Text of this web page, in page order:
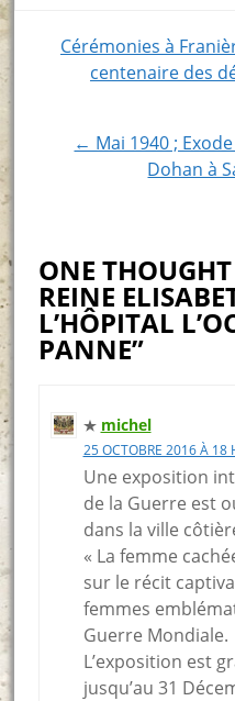
Post
Cérémonies à
centenaire des
← Mai 1940 ;
Dohan à
ONE
REINE
L’HÔPITAL
PANNE”
michel
25 OCTOBRE 2016 À 18
Une exposition
de la Guerre est
dans la ville
« La femme
sur le récit
femmes
Guerre Mondiale.
L’exposition est
jusqu’au 31